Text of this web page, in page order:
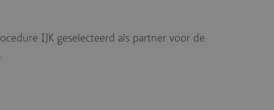
IJK geselecteerd als partner voor de